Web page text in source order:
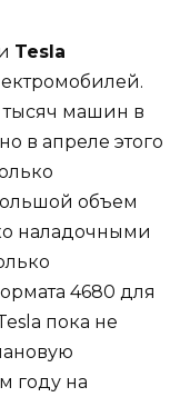
Tesla
машин в
в апреле этого
объем
наладочными
4680 для
пока не
году на